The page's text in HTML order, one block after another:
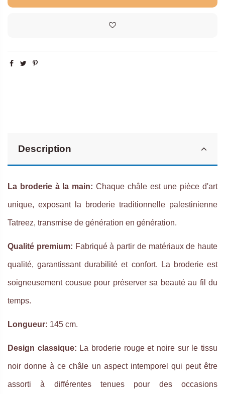
Description
La broderie à la main: Chaque châle est une pièce d'art
unique, exposant la broderie traditionnelle palestinienne
Tatreez, transmise de génération en génération.
Qualité premium: Fabriqué à partir de matériaux de haute
qualité, garantissant durabilité et confort. La broderie est
soigneusement cousue pour préserver sa beauté au fil du
temps.
Longueur: 145 cm.
Design classique: La broderie rouge et noire sur le tissu
noir donne à ce châle un aspect intemporel qui peut être
assorti à différentes tenues pour des occasions